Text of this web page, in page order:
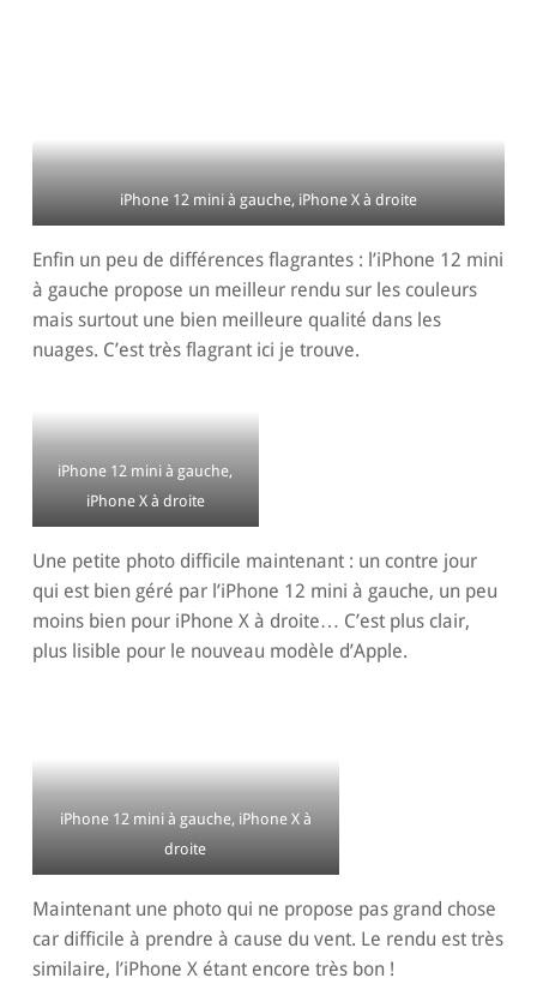
iPhone 12 mini à gauche, iPhone X à droite
Enfin un peu de différences flagrantes : l’iPhone 12 mini
à gauche propose un meilleur rendu sur les couleurs
mais surtout une bien meilleure qualité dans les
nuages. C’est très flagrant ici je trouve.
iPhone 12 mini à gauche,
iPhone X à droite
Une petite photo difficile maintenant : un contre jour
qui est bien géré par l’iPhone 12 mini à gauche, un peu
moins bien pour iPhone X à droite… C’est plus clair,
plus lisible pour le nouveau modèle d’Apple.
iPhone 12 mini à gauche, iPhone X à
droite
Maintenant une photo qui ne propose pas grand chose
car difficile à prendre à cause du vent. Le rendu est très
similaire, l’iPhone X étant encore très bon !